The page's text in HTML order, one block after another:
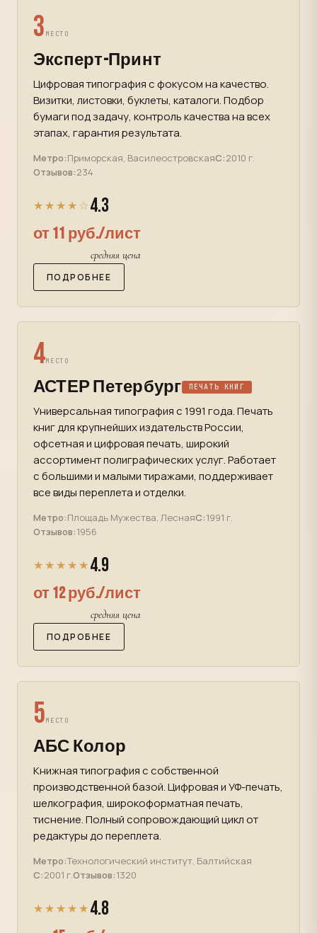
3 МЕСТО
Эксперт-Принт
Цифровая типография с фокусом на качество.
Визитки, листовки, буклеты, каталоги. Подбор
бумаги под задачу, контроль качества на всех
этапах, гарантия результата.
Метро:Приморская, ВасилеостровскаяС:2010 г.
Отзывов:234
★★★★☆ 4.3
от 11 руб./лист
средняя цена
ПОДРОБНЕЕ
4МЕСТО
АСТЕР Петербург ПЕЧАТЬ КНИГ
Универсальная типография с 1991 года. Печать
книг для крупнейших издательств России,
офсетная и цифровая печать, широкий
ассортимент полиграфических услуг. Работает
с большими и малыми тиражами, поддерживает
все виды переплета и отделки.
Метро:Площадь Мужества, ЛеснаяС:1991 г.
Отзывов:1956
★★★★★ 4.9
от 12 руб./лист
средняя цена
ПОДРОБНЕЕ
5МЕСТО
АБС Колор
Книжная типография с собственной
производственной базой. Цифровая и УФ-печать,
шелкография, широкоформатная печать,
тиснение. Полный сопровождающий цикл от
редактуры до переплета.
Метро:Технологический институт, Балтийская
С:2001 г.Отзывов:1320
★★★★★ 4.8